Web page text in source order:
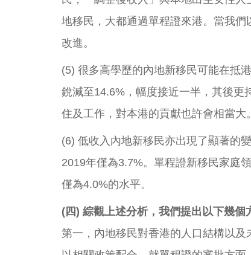
地移民，大都通過單程證來港。當我
改進。
(5) 很多高學歷的內地新移民可能在抵
銳減至14.6%，幅度接近一半，其後更
住及工作，對本港的貢獻也許會相當大。
(6) 低收入內地新移民亦出現了顯著的
2019年僅為3.7%。單程證新移民家庭
僅為4.0%的水平。
(四) 綜觀上述分析，我們提出以下幾個
第一，內地移民對香港的人口結構以